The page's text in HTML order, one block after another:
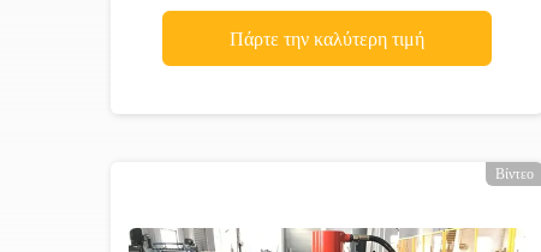
Πάρτε την καλύτερη τιμή
Βίντεο